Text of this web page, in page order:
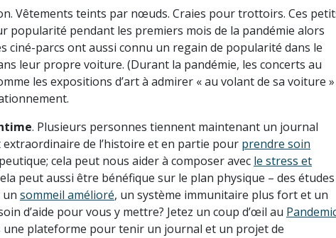
Vêtements teints par nœuds. Craies pour trottoirs. Ces
popularité pendant les premiers mois de la pandémie alors
ciné-parcs ont aussi connu un regain de popularité dans le
leur propre voiture. (Durant la pandémie, les concerts au
les expositions d’art à admirer « au volant de sa voiture »
. Plusieurs personnes tiennent maintenant un journal
de l’histoire et en partie pour prendre soin
cela peut nous aider à composer avec le stress et
peut aussi être bénéfique sur le plan physique – des études
un sommeil amélioré, un système immunitaire plus fort et un
d’aide pour vous y mettre? Jetez un coup d’œil au
une plateforme pour tenir un journal et un projet de